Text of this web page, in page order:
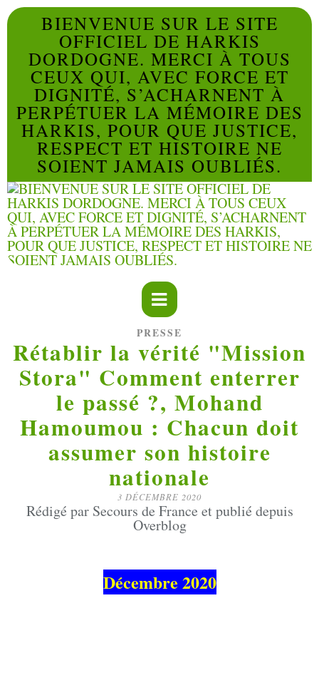
BIENVENUE SUR LE SITE
OFFICIEL DE HARKIS
DORDOGNE. MERCI À TOUS
CEUX QUI, AVEC FORCE ET
DIGNITÉ, S’ACHARNENT À
PERPÉTUER LA MÉMOIRE DES
HARKIS, POUR QUE JUSTICE,
RESPECT ET HISTOIRE NE
SOIENT JAMAIS OUBLIÉS.
PRESSE
Rétablir la vérité "Mission
Stora" Comment enterrer
le passé ?, Mohand
Hamoumou : Chacun doit
assumer son histoire
nationale
3 DÉCEMBRE 2020
Rédigé par Secours de France et publié depuis
Overblog
Décembre 2020